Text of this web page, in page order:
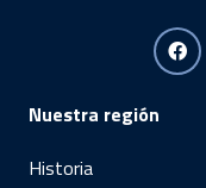
Nuestra región
Historia